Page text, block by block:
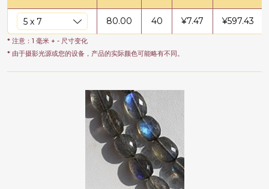
80.00 40 ¥7.47 ¥597.43
* 注意：1 毫米 + - 尺寸变化
* 由于摄影光源或您的设备，产品的实际颜色可能略有不同。